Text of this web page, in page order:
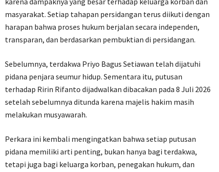
masyarakat. Setiap tahapan persidangan terus diikuti dengan
harapan bahwa proses hukum berjalan secara independen,
transparan, dan berdasarkan pembuktian di persidangan.
Sebelumnya, terdakwa Priyo Bagus Setiawan telah dijatuhi
pidana penjara seumur hidup. Sementara itu, putusan
terhadap Ririn Rifanto dijadwalkan dibacakan pada 8 Juli 2026
setelah sebelumnya ditunda karena majelis hakim masih
melakukan musyawarah.
Perkara ini kembali mengingatkan bahwa setiap putusan
pidana memiliki arti penting, bukan hanya bagi terdakwa,
tetapi juga bagi keluarga korban, penegakan hukum, dan